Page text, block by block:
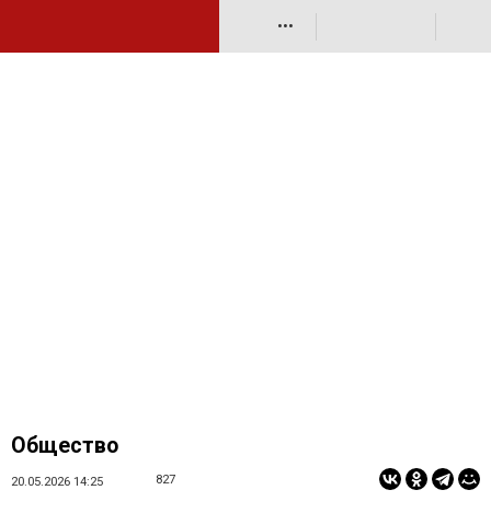
•••
Общество
20.05.2026 14:25 827